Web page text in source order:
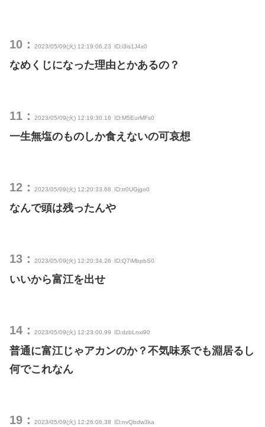
10： 2023/05/09(火) 12:19:06.23 ID:i3is1J4x0
なめくじになった理由とかあるの？
11： 2023/05/09(火) 12:19:30.16 ID:M5EurMFs0
一生無塩のものしか食えないの可哀想
12： 2023/05/09(火) 12:20:33.68 ID:tr0UGjgo0
なんで頭は残ったんや
13： 2023/05/09(火) 12:20:34.26 ID:Q7iMbpbS0
いいから富江を出せ
14： 2023/05/09(火) 12:23:00.99 ID:dzbLnxi90
普通に富江じゃアカンのか？不気味系でも淵居るし
何でこれなん
19： 2023/05/09(火) 12:26:06.38 ID:nvQbdw3ka